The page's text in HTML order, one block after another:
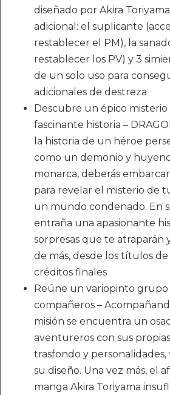
diseñado por Akira
adicional: el suplicante
restablecer el PM), la
restablecer los PV) y 3
de un solo uso para
adicionales de destreza
Descubre un épico misterio
fascinante historia –
la historia de un héroe
como un demonio y
monarca, deberás
para revelar el misterio de
un mundo condenado. En
entraña una apasionante
sorpresas que te atraparán
de más, desde los títulos de
créditos finales
Reúne un variopinto grupo
compañeros –
misión se encuentra un
aventureros con sus
trasfondo y personalidades,
su diseño. Una vez más, el
manga Akira Toriyama